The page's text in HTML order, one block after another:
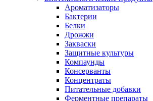
Ароматизаторы
Бактерии
Белки
Дрожжи
Закваски
Защитные культуры
Компаунды
Консерванты
Концентраты
Питательные добавки
Ферментные препараты